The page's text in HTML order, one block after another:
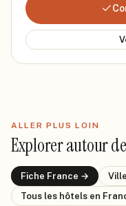
ALLER PLUS LOIN
Explorer autour
Fiche France →
Tous les hôtels en